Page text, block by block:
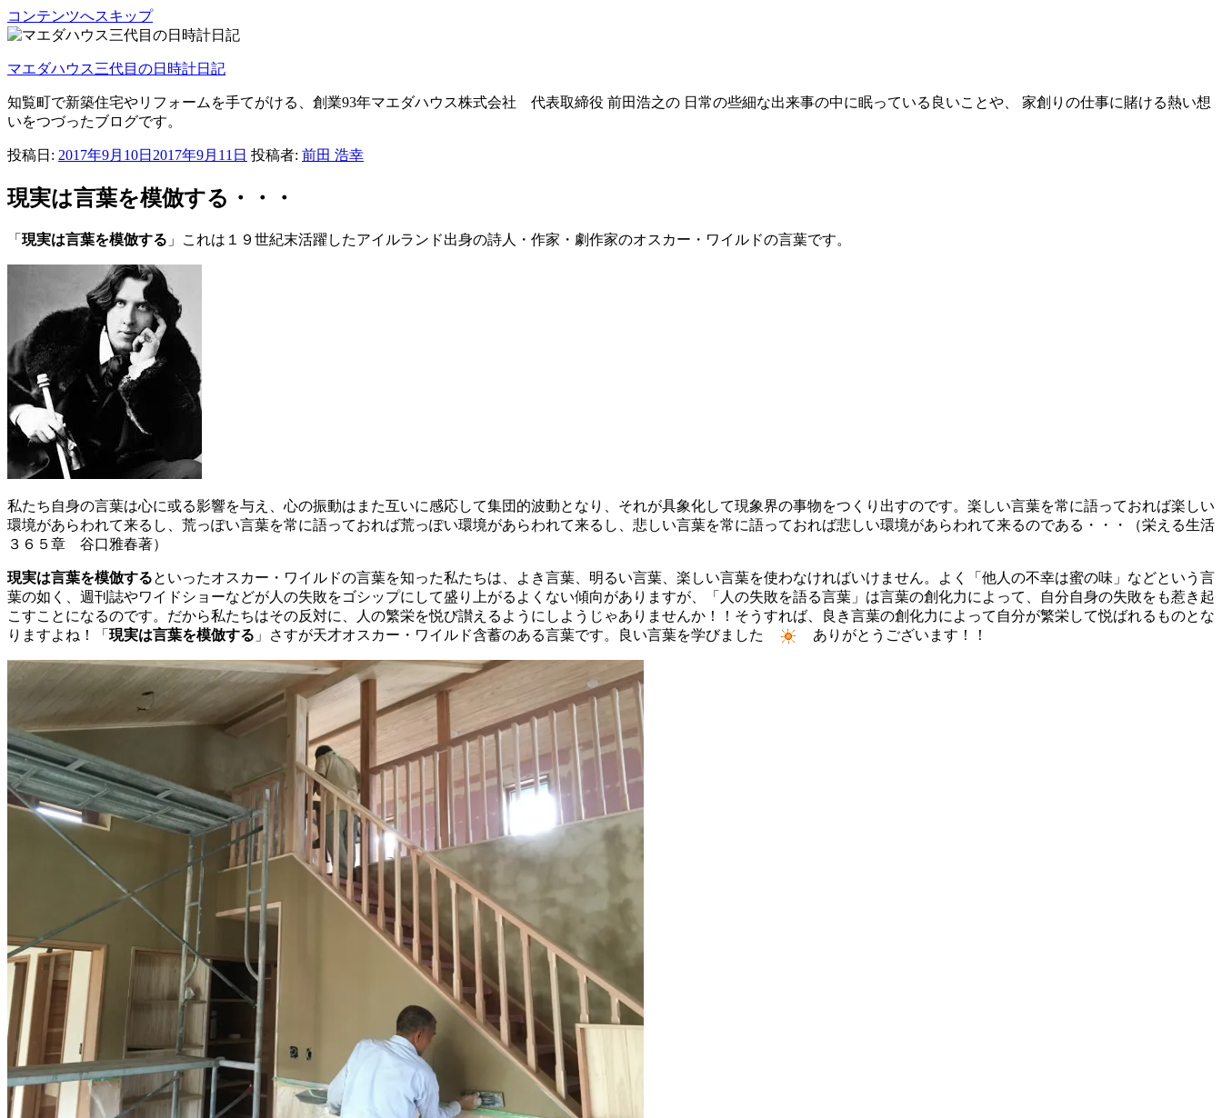
コンテンツへスキップ
マエダハウス三代目の日時計日記
知覧町で新築住宅やリフォームを手てがける、創業93年マエダハウス株式会社 代表取締役 前田浩之の 日常の些細な出来事の中に眠っている良いことや、 家創りの仕事に賭ける熱い想
いをつづったブログです。
投稿日: 2017年9月10日 2017年9月11日 投稿者: 前田 浩幸
現実は言葉を模倣する・・・
「 現実は言葉を模倣する 」これは１９世紀末活躍したアイルランド出身の詩人・作家・劇作家のオスカー・ワイルドの言葉です。
私たち自身の言葉は心に或る影響を与え、心の振動はまた互いに感応して集団的波動となり、それが具象化して現象界の事物をつくり出すのです。楽しい言葉を常に語っておれば楽しい
環境があらわれて来るし、荒っぽい言葉を常に語っておれば荒っぽい環境があらわれて来るし、悲しい言葉を常に語っておれば悲しい環境があらわれて来るのである・・・（栄える生活
３６５章 谷口雅春著）
現実は言葉を模倣するといったオスカー・ワイルドの言葉を知った私たちは、よき言葉、明るい言葉、楽しい言葉を使わなければいけません。よく「他人の不幸は蜜の味」などという言
葉の如く、週刊誌やワイドショーなどが人の失敗をゴシップにして盛り上がるよくない傾向がありますが、「人の失敗を語る言葉」は言葉の創化力によって、自分自身の失敗をも惹き起
こすことになるのです。だから私たちはその反対に、人の繁栄を悦び讃えるようにしようじゃありませんか！！そうすれば、良き言葉の創化力によって自分が繁栄して悦ばれるものとな
りますよね！「 現実は言葉を模倣する 」さすが天才オスカー・ワイルド含蓄のある言葉です。良い言葉を学びました ありがとうございます！！